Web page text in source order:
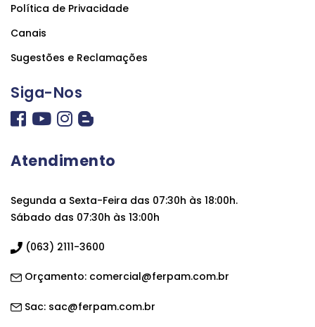
Política de Privacidade
Canais
Sugestões e Reclamações
Siga-Nos
Atendimento
Segunda a Sexta-Feira das 07:30h às 18:00h.
Sábado das 07:30h às 13:00h
(063) 2111-3600
Orçamento: comercial@ferpam.com.br
Sac: sac@ferpam.com.br